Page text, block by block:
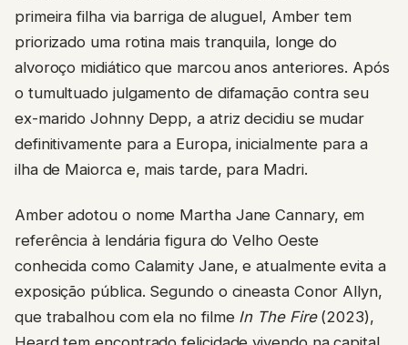
primeira filha via barriga de aluguel, Amber tem
priorizado uma rotina mais tranquila, longe do
alvoroço midiático que marcou anos anteriores. Após
o tumultuado julgamento de difamação contra seu
ex-marido Johnny Depp, a atriz decidiu se mudar
definitivamente para a Europa, inicialmente para a
ilha de Maiorca e, mais tarde, para Madri.
Amber adotou o nome Martha Jane Cannary, em
referência à lendária figura do Velho Oeste
conhecida como Calamity Jane, e atualmente evita a
exposição pública. Segundo o cineasta Conor Allyn,
que trabalhou com ela no filme In The Fire(2023),